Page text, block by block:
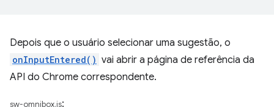
Depois que o usuário selecionar uma sugestão, o
onInputEntered() vai abrir a página de referência da
API do Chrome correspondente.
sw-omnibox.js: